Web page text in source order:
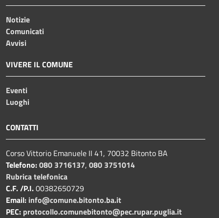
Notizie
Comunicati
Avvisi
VIVERE IL COMUNE
Eventi
Luoghi
CONTATTI
Corso Vittorio Emanuele II 41, 70032 Bitonto BA
Telefono:080 3716137, 080 3751014
Rubrica telefonica
C.F. /P.I.00382650729
Email: info@comune.bitonto.ba.it
PEC: protocollo.comunebitonto@pec.rupar.puglia.it